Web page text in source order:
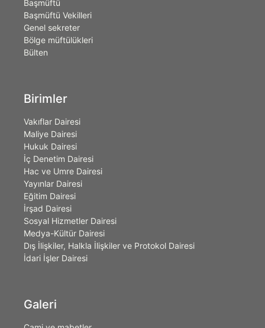
Başmüftü
Başmüftü Vekilleri
Genel sekreter
Bölge müftülükleri
Bülten
Birimler
Vakıflar Dairesi
Maliye Dairesi
Hukuk Dairesi
İç Denetim Dairesi
Hac ve Umre Dairesi
Yayınlar Dairesi
Eğitim Dairesi
İrşad Dairesi
Sosyal Hizmetler Dairesi
Medya-Kültür Dairesi
Dış İlişkiler, Halkla İlişkiler ve Protokol Dairesi
İdari İşler Dairesi
Galeri